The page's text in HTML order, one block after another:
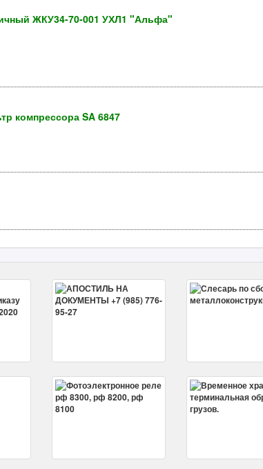
ЖКУ34-70-001 УХЛ1 "Альфа"
компрессора SA 6847